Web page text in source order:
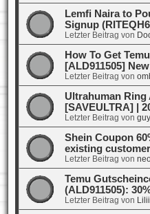
Lemfi Naira to
Signup
Letzter Beitrag von
How To Get
[ALD911505]
Letzter Beitrag von
Ultrahuman
[SAVEULTRA] |
Letzter Beitrag von
Shein Coupon
existing
Letzter Beitrag von
Temu
(ALD911505):
Letzter Beitrag von